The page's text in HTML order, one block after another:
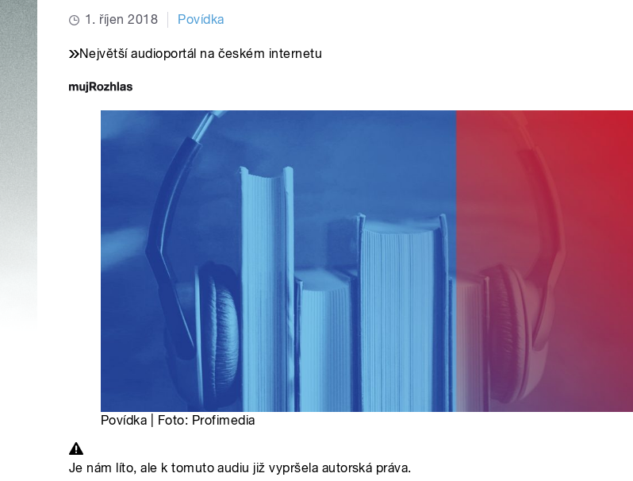
1. říjen 2018 Povídka
Největší audioportál na českém internetu
Povídka | Foto: Profimedia
Je nám líto, ale k tomuto audiu již vypršela autorská práva.